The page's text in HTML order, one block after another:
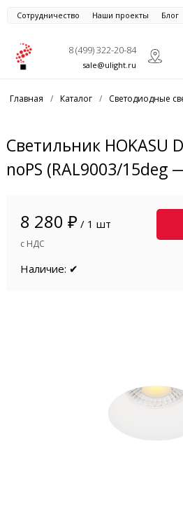
Сотрудничество Наши проекты Блог
8 (499) 322-20-84
sale@ulight.ru
Главная / Каталог / Светодиодные
Светильник HOKASU
noPS (RAL9003/15deg
8 280 ₽ / 1 шт
с НДС
Наличие: ✔